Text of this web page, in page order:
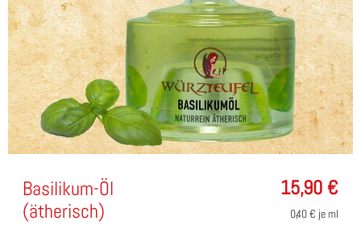
15,90 €
Basilikum-Öl
(ätherisch)
0,40€ je ml